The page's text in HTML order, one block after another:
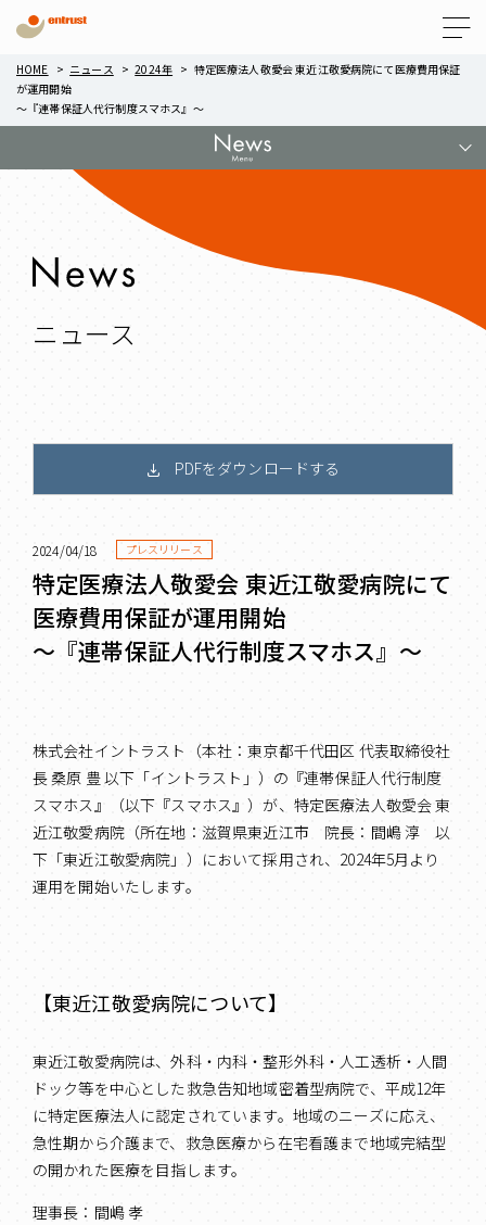
HOME ニュース 2024年
特定医療法人敬愛会 東近江敬愛病院にて医療費用保証
が運用開始
～『連帯保証人代行制度スマホス』～
ニュース
2024/04/18 プレスリリース
特定医療法人敬愛会 東近江敬愛病院にて
医療費用保証が運用開始
～『連帯保証人代行制度スマホス』～
PDFをダウンロードする
株式会社イントラスト（本社：東京都千代田区 代表取締役社
長 桑原 豊 以下「イントラスト」）の『連帯保証人代行制度
スマホス』（以下『スマホス』）が、特定医療法人敬愛会 東
近江敬愛病院（所在地：滋賀県東近江市 院長：間嶋 淳 以
下「東近江敬愛病院」）において採用され、2024年5月より
運用を開始いたします。
【東近江敬愛病院について】
東近江敬愛病院は、外科・内科・整形外科・人工透析・人間
ドック等を中心とした救急告知地域密着型病院で、平成12年
に特定医療法人に認定されています。地域のニーズに応え、
急性期から介護まで、救急医療から在宅看護まで地域完結型
の開かれた医療を目指します。
理事長：間嶋 孝